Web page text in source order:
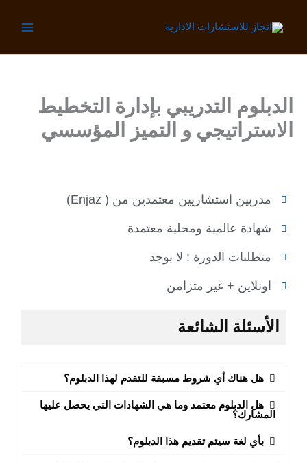
الدبلوم التدريبي بإدارة التخطيط
الاستراتيجي و التميز المؤسسي
مدربين استشاريين معتمدين من ( Enjaz)
شهادة عالمية ومحلية معتمدة
متطلبات الدورة : لا يوجد
اونلاين + غير متزامن
الأسئلة الشائعة
هل هناك أي شروط مسبقة للتقدم لهذا الدبلوم؟
هل الدبلوم معتمد وما هي الشهادات التي يحصل عليها
المشارك؟
بأي لغة سيتم تقديم هذا الدبلوم؟